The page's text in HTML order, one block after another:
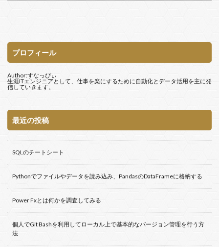
プロフィール
Author:すなっぴぃ
生涯ITエンジニアとして、仕事を楽にするために自動化とデータ活用を主に発
信していきます。
最近の投稿
SQLのチートシート
Pythonでファイルやデータを読み込み、PandasのDataFrameに格納する
Power Fxとは何かを調査してみる
個人でGit Bashを利用してローカル上で基本的なバージョン管理を行う方
法